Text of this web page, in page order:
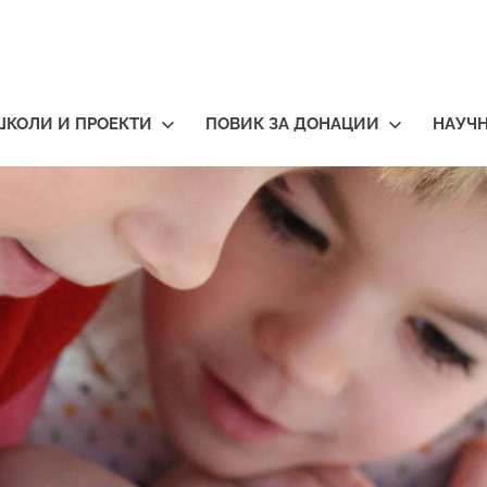
И ПРОЕКТИ ПОВИК ЗА ДОНАЦИИ